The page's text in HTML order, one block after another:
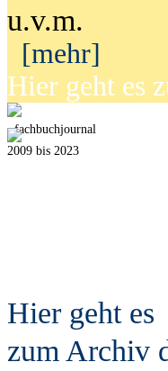
u.v.m.
[mehr]
Hier geht es
fachbuchjournal
2009 bis 2023
Hier geht es
zum Archiv